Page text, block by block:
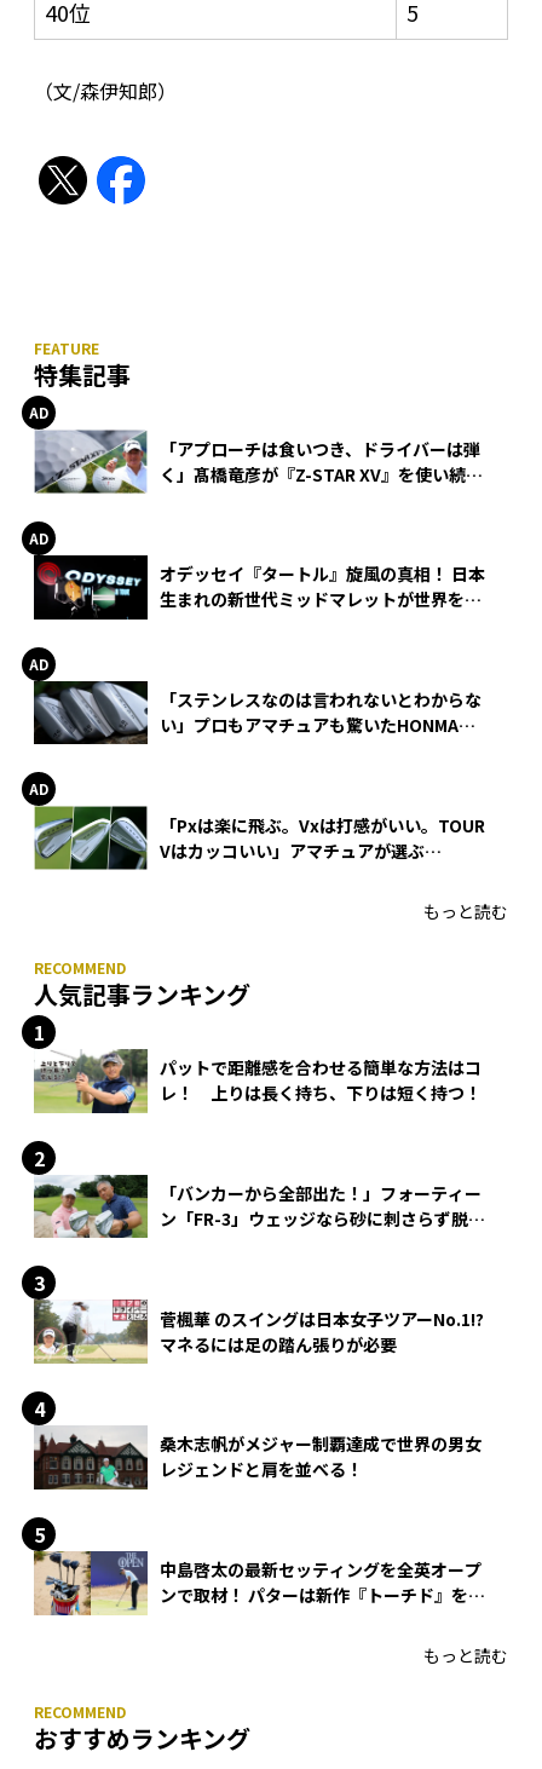
40位 5
（文/森伊知郎）
特集記事
「アプローチは食いつき、ドライバーは弾
く」髙橋竜彦が『Z-STAR XV』を使い続け
オデッセイ『タートル』旋風の真相！ 日本
生まれの新世代ミッドマレットが世界を席
「ステンレスなのは言われないとわからな
い」プロもアマチュアも驚いたHONMA
「Pxは楽に飛ぶ。Vxは打感がいい。TOUR
Vはカッコいい」アマチュアが選ぶ
もっと読む
人気記事ランキング
パットで距離感を合わせる簡単な方法はコ
レ！ 上りは長く持ち、下りは短く持つ！
「バンカーから全部出た！」フォーティー
ン「FR-3」ウェッジなら砂に刺さらず脱出
菅楓華 のスイングは日本女子ツアーNo.1!?
マネるには足の踏ん張りが必要
桑木志帆がメジャー制覇達成で世界の男女
レジェンドと肩を並べる！
中島啓太の最新セッティングを全英オープ
ンで取材！ パターは新作『トーチド』を投
もっと読む
おすすめランキング